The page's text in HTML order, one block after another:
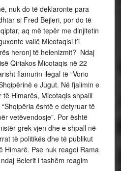
nuk do të deklaronte para
si Fred Bejleri, por do të
aq më tepër me dinjitetin
vallë Micotaqisi t’i
heronj të helenizmit? Ndaj
Qiriakos Micotaqis në 22
flamurin ilegal të “Vorio
e Jugut. Në fjalimin e
Himarës, Micotaqis shpalli
është e detyruar të
vetëvendosje”. Por është
grek vjen dhe e shpall në
të politikës dhe të publikut
Himarë. Pse nuk reagoi Rama
Belerit i tashëm reagim